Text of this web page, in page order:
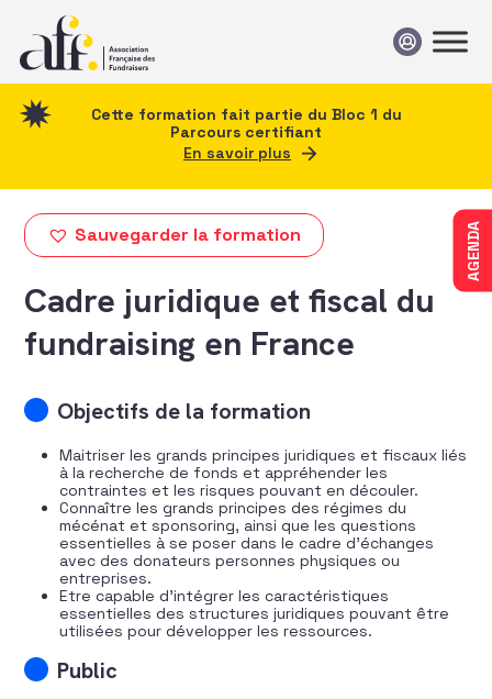
AGENDA
Cette formation fait partie du Bloc 1 du
Parcours certifiant
En savoir plus
Sauvegarder la formation
Cadre juridique et fiscal du
fundraising en France
Objectifs de la formation
Maitriser les grands principes juridiques et fiscaux liés
à la recherche de fonds et appréhender les
contraintes et les risques pouvant en découler.
Connaître les grands principes des régimes du
mécénat et sponsoring, ainsi que les questions
essentielles à se poser dans le cadre d’échanges
avec des donateurs personnes physiques ou
entreprises.
Etre capable d’intégrer les caractéristiques
essentielles des structures juridiques pouvant être
utilisées pour développer les ressources.
Public